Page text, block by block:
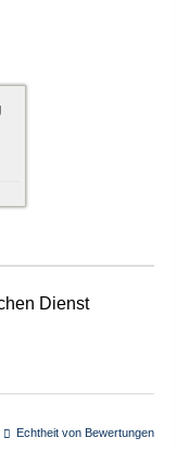
Dienst
Echtheit von Bewertungen